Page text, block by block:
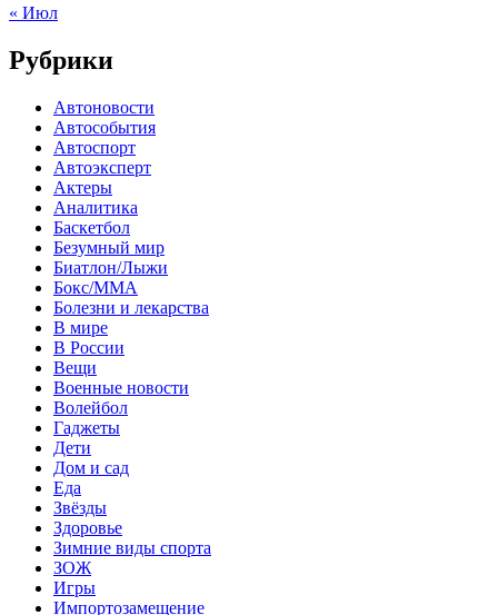
« Июл
Рубрики
Автоновости
Автособытия
Автоспорт
Автоэксперт
Актеры
Аналитика
Баскетбол
Безумный мир
Биатлон/Лыжи
Бокс/MMA
Болезни и лекарства
В мире
В России
Вещи
Военные новости
Волейбол
Гаджеты
Дети
Дом и сад
Еда
Звёзды
Здоровье
Зимние виды спорта
ЗОЖ
Игры
Импортозамещение